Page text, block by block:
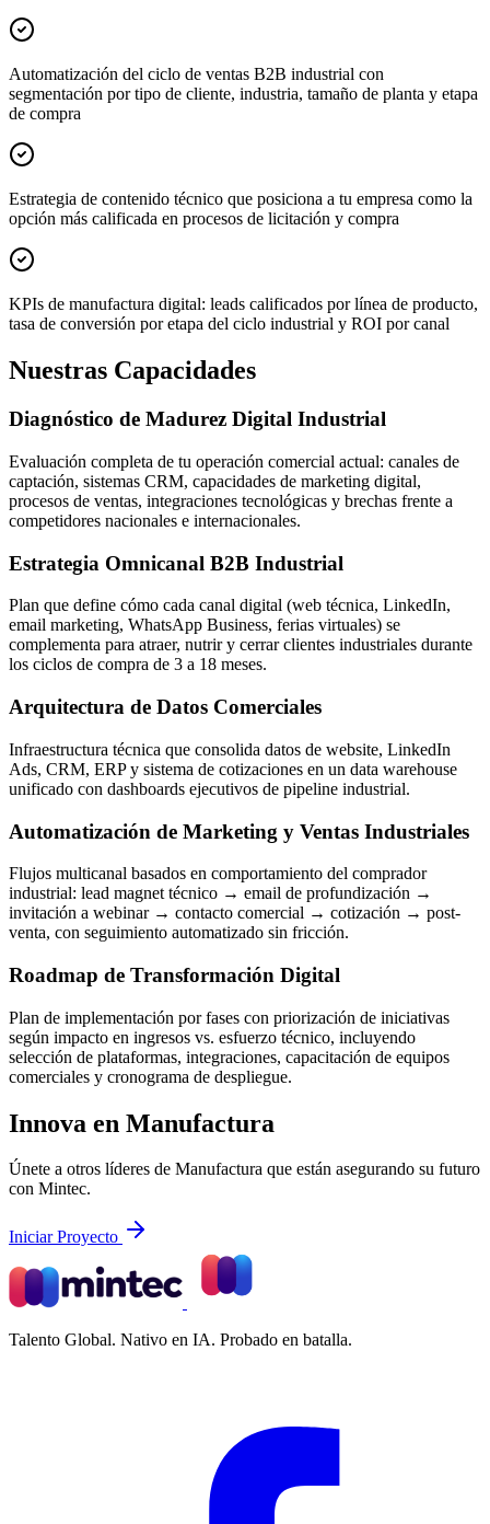
Automatización del ciclo de ventas B2B industrial con
segmentación por tipo de cliente, industria, tamaño de planta y etapa
de compra
Estrategia de contenido técnico que posiciona a tu empresa como la
opción más calificada en procesos de licitación y compra
KPIs de manufactura digital: leads calificados por línea de producto,
tasa de conversión por etapa del ciclo industrial y ROI por canal
Nuestras Capacidades
Diagnóstico de Madurez Digital Industrial
Evaluación completa de tu operación comercial actual: canales de
captación, sistemas CRM, capacidades de marketing digital,
procesos de ventas, integraciones tecnológicas y brechas frente a
competidores nacionales e internacionales.
Estrategia Omnicanal B2B Industrial
Plan que define cómo cada canal digital (web técnica, LinkedIn,
email marketing, WhatsApp Business, ferias virtuales) se
complementa para atraer, nutrir y cerrar clientes industriales durante
los ciclos de compra de 3 a 18 meses.
Arquitectura de Datos Comerciales
Infraestructura técnica que consolida datos de website, LinkedIn
Ads, CRM, ERP y sistema de cotizaciones en un data warehouse
unificado con dashboards ejecutivos de pipeline industrial.
Automatización de Marketing y Ventas Industriales
Flujos multicanal basados en comportamiento del comprador
industrial: lead magnet técnico → email de profundización →
invitación a webinar → contacto comercial → cotización → post-
venta, con seguimiento automatizado sin fricción.
Roadmap de Transformación Digital
Plan de implementación por fases con priorización de iniciativas
según impacto en ingresos vs. esfuerzo técnico, incluyendo
selección de plataformas, integraciones, capacitación de equipos
comerciales y cronograma de despliegue.
Innova en Manufactura
Únete a otros líderes de Manufactura que están asegurando su futuro
con Mintec.
Iniciar Proyecto
Talento Global. Nativo en IA. Probado en batalla.